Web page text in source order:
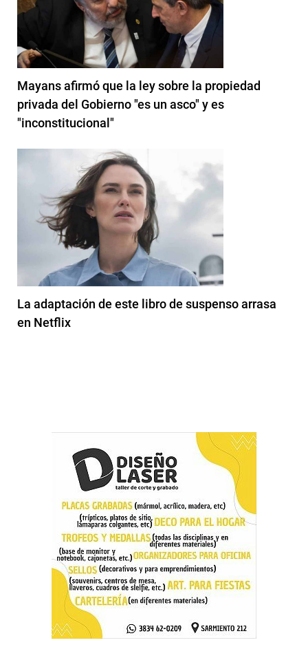
Mayans afirmó que la ley sobre la propiedad
privada del Gobierno "es un asco" y es
"inconstitucional"
La adaptación de este libro de suspenso arrasa
en Netflix